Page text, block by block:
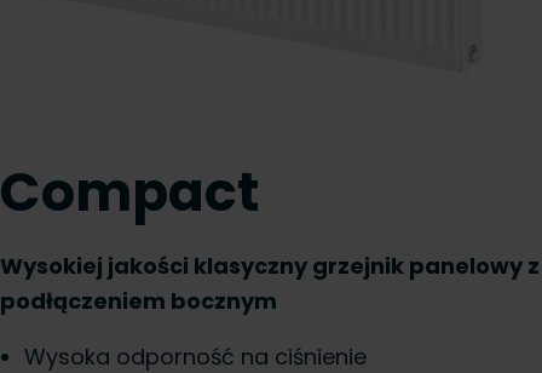
Compact
Wysokiej jakości klasyczny grzejnik panelowy z
podłączeniem bocznym
Wysoka odporność na ciśnienie